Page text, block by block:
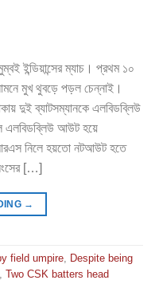
ইন্ডিয়ান্সের ম্যাচ। প্রথম ১০
মুখ থুবড়ে পড়ল চেন্নাই।
দুই ব্যাটসম্যানকে এলবিডব্লিউ
এলবিডব্লিউ আউট হয়ে
নিলে হয়তো নটআউট হতে
[…]
→
field umpire
Despite being
Two CSK batters head